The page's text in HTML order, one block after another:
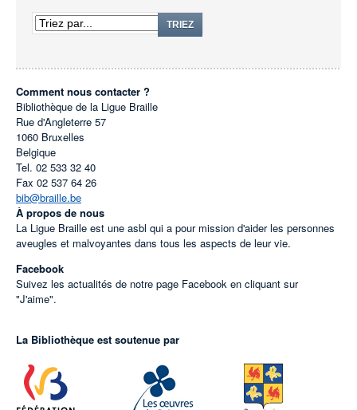
TRIEZ
Comment nous contacter ?
Bibliothèque de la Ligue Braille
Rue d'Angleterre 57
1060 Bruxelles
Belgique
Tel. 02 533 32 40
Fax 02 537 64 26
bib@braille.be
À propos de nous
La Ligue Braille est une asbl qui a pour mission d'aider les personnes
aveugles et malvoyantes dans tous les aspects de leur vie.
Facebook
Suivez les actualités de notre page Facebook en cliquant sur
"J'aime".
La Bibliothèque est soutenue par